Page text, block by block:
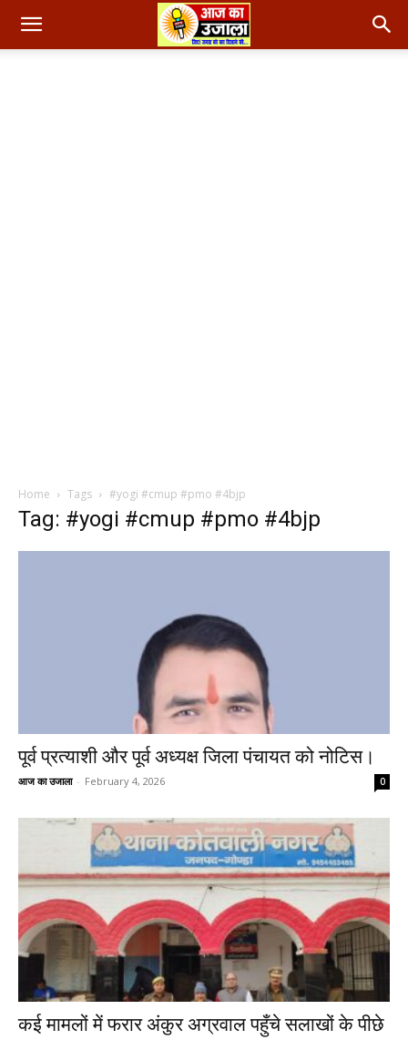
Home Tags #yogi #cmup #pmo #4bjp
Tag: #yogi #cmup #pmo #4bjp
पूर्व प्रत्याशी और पूर्व अध्यक्ष जिला पंचायत को नोटिस।
आज का उजाला - February 4, 2026 0
कई मामलों में फरार अंकुर अग्रवाल पहुँचे सलाखों के पीछे